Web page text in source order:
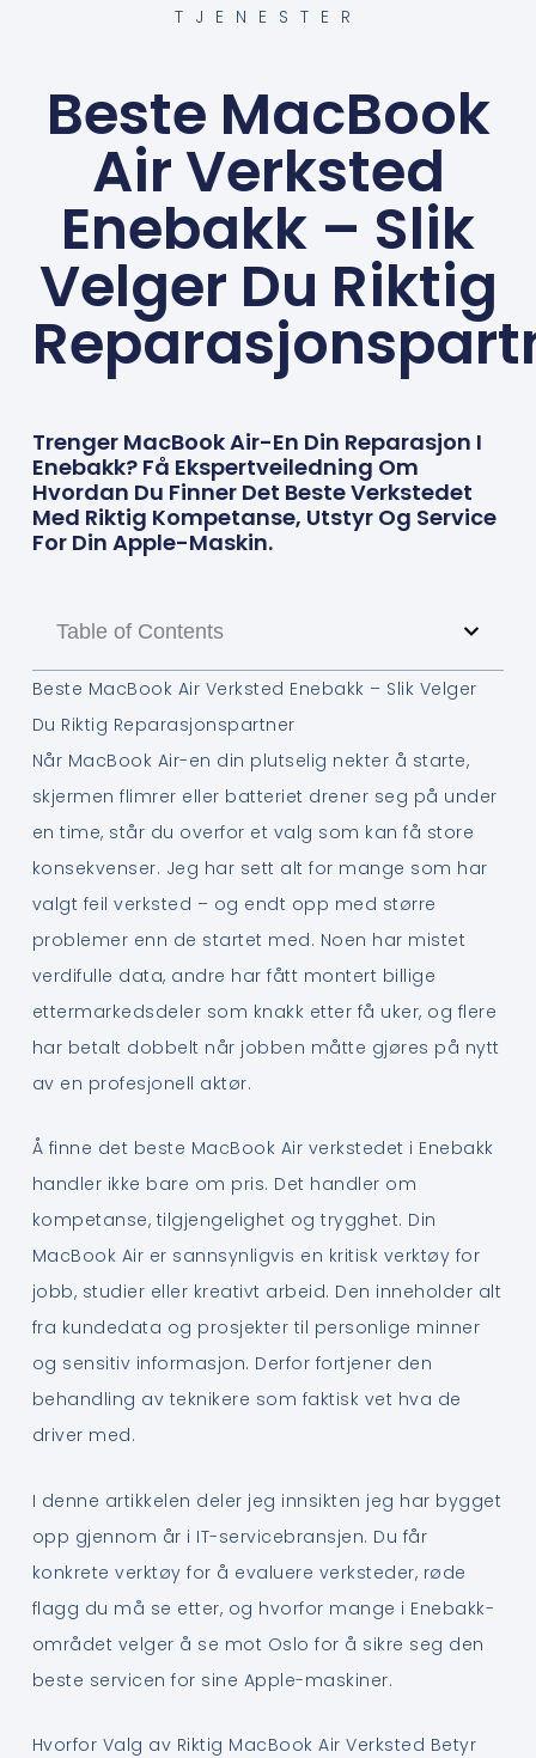
TJENESTER
Beste MacBook
Air Verksted
Enebakk – Slik
Velger Du Riktig
Trenger MacBook Air-En Din Reparasjon I
Enebakk? Få Ekspertveiledning Om
Hvordan Du Finner Det Beste Verkstedet
Med Riktig Kompetanse, Utstyr Og Service
For Din Apple-Maskin.
Table of Contents
Beste MacBook Air Verksted Enebakk – Slik Velger
Du Riktig Reparasjonspartner
Når MacBook Air-en din plutselig nekter å starte,
skjermen flimrer eller batteriet drener seg på under
en time, står du overfor et valg som kan få store
konsekvenser. Jeg har sett alt for mange som har
valgt feil verksted – og endt opp med større
problemer enn de startet med. Noen har mistet
verdifulle data, andre har fått montert billige
ettermarkedsdeler som knakk etter få uker, og flere
har betalt dobbelt når jobben måtte gjøres på nytt
av en profesjonell aktør.
Å finne det beste MacBook Air verkstedet i Enebakk
handler ikke bare om pris. Det handler om
kompetanse, tilgjengelighet og trygghet. Din
MacBook Air er sannsynligvis en kritisk verktøy for
jobb, studier eller kreativt arbeid. Den inneholder alt
fra kundedata og prosjekter til personlige minner
og sensitiv informasjon. Derfor fortjener den
behandling av teknikere som faktisk vet hva de
driver med.
I denne artikkelen deler jeg innsikten jeg har bygget
opp gjennom år i IT-servicebransjen. Du får
konkrete verktøy for å evaluere verksteder, røde
flagg du må se etter, og hvorfor mange i Enebakk-
området velger å se mot Oslo for å sikre seg den
beste servicen for sine Apple-maskiner.
Hvorfor Valg av Riktig MacBook Air Verksted Betyr